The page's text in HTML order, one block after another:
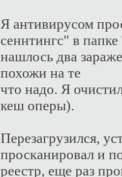
Я антивирусом
сеннтингс" в
нашлось два
похожи на те
что надо. Я
кеш оперы).
Перезагрузился,
просканировал и
реестр, еще раз